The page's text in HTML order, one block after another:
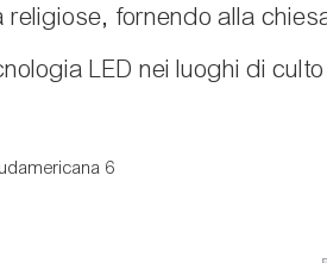
fornendo alla
LED nei luoghi di